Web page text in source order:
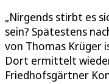
„Nirgends stirbt es
sein? Spätestens
von Thomas Krüger
Dort ermittelt
Friedhofsgärtner